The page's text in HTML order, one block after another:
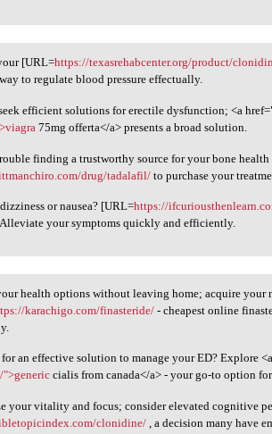
your [URL=https:/
[URL=https://texasrehabcenter.org/product/
to regulate blood pressure effectually.
efficient solutions for erectile dysfunction; <a
75mg offerta</a> presents a broad solution.
finding a trustworthy source for your bone
drug/tadalafil/ to purchase your
or nausea? [URL=https://
your symptoms quickly and efficiently.
your health options
health options without leaving home; acquire your
karachigo.com/finasteride/ - cheapest online
an effective solution to manage your ED? Explore
">generic cialis from canada</a> - your go-to option
your vitality and focus; consider elevated cognitive
clonidine/ , a decision many have